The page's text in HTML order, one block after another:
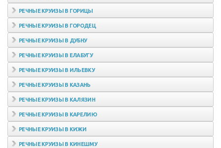
РЕЧНЫЕ КРУИЗЫ В ГОРИЦЫ
РЕЧНЫЕ КРУИЗЫ В ГОРОДЕЦ
РЕЧНЫЕ КРУИЗЫ В ДУБНУ
РЕЧНЫЕ КРУИЗЫ В ЕЛАБУГУ
РЕЧНЫЕ КРУИЗЫ В ИЛЬЕВКУ
РЕЧНЫЕ КРУИЗЫ В КАЗАНЬ
РЕЧНЫЕ КРУИЗЫ В КАЛЯЗИН
РЕЧНЫЕ КРУИЗЫ В КАРЕЛИЮ
РЕЧНЫЕ КРУИЗЫ В КИЖИ
РЕЧНЫЕ КРУИЗЫ В КИНЕШМУ